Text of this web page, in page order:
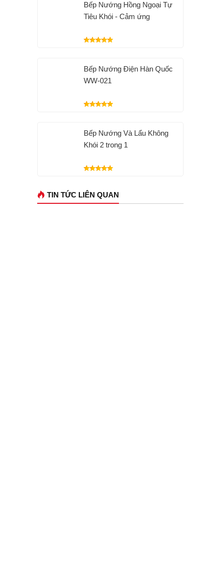
Bếp Nướng Hồng Ngoại Tự
Tiêu Khói - Cảm ứng
Bếp Nướng Điện Hàn Quốc
WW-021
Bếp Nướng Và Lẩu Không
Khói 2 trong 1
TIN TỨC LIÊN QUAN